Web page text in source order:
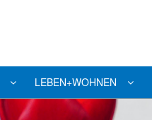
LEBEN+WOHNEN